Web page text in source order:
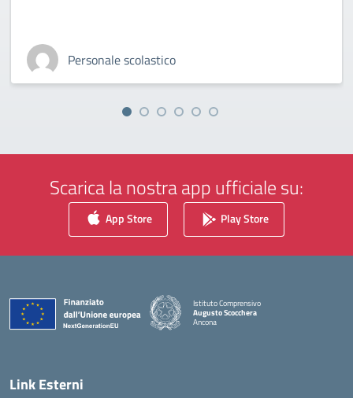
Personale scolastico
Scarica la nostra app ufficiale su:
App Store Play Store
Istituto Comprensivo
Augusto Scocchera
Ancona
Link Esterni